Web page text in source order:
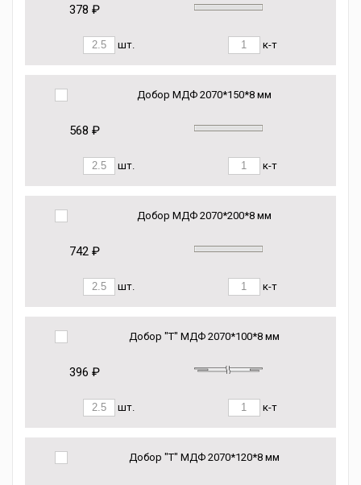
378 ₽
шт. к-т
Добор МДФ 2070*150*8 мм
568 ₽
шт. к-т
Добор МДФ 2070*200*8 мм
742 ₽
шт. к-т
Добор "Т" МДФ 2070*100*8 мм
396 ₽
шт. к-т
Добор "Т" МДФ 2070*120*8 мм